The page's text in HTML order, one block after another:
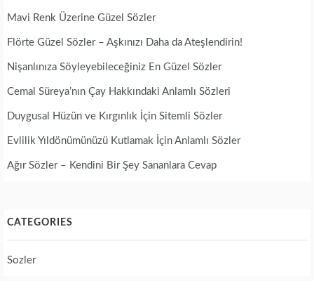
Mavi Renk Üzerine Güzel Sözler
Flörte Güzel Sözler – Aşkınızı Daha da Ateşlendirin!
Nişanlınıza Söyleyebileceğiniz En Güzel Sözler
Cemal Süreya’nın Çay Hakkındaki Anlamlı Sözleri
Duygusal Hüzün ve Kırgınlık İçin Sitemli Sözler
Evlilik Yıldönümünüzü Kutlamak İçin Anlamlı Sözler
Ağır Sözler – Kendini Bir Şey Sananlara Cevap
CATEGORIES
Sozler